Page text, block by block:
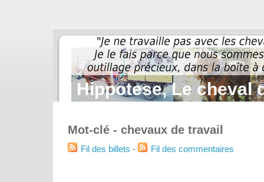
Hippotese, Le cheval
Mot-clé - chevaux de travail
Fil des billets - Fil des commentaires